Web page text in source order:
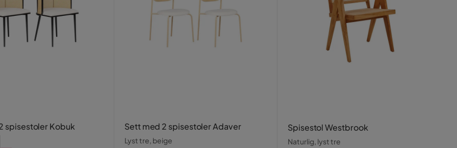
spisestoler Kobuk Sett med 2 spisestoler Adaver
Lyst tre, beige
Spisestol Westbrook
Naturlig, lyst tre